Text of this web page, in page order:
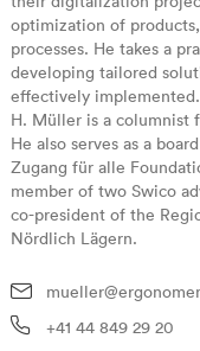
optimization of
processes. He takes a
developing tailored
effectively
H. Müller is a columnist
He also serves as a
Zugang für alle
member of two Swico
co-president of the
Nördlich Lägern.
+41 44 849 29 20